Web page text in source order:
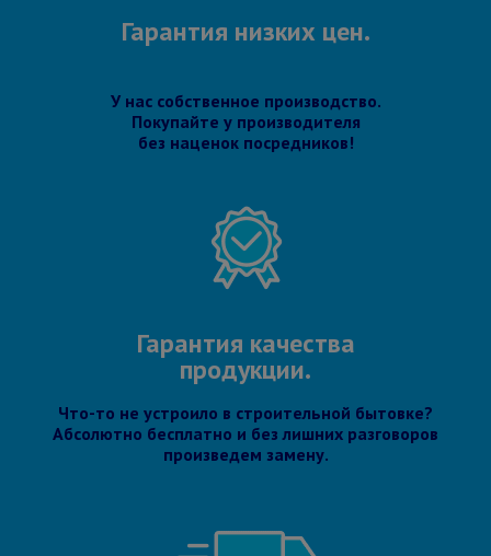
Гарантия низких цен.
У нас собственное производство.
Покупайте у производителя
без наценок посредников!
Гарантия качества
продукции.
Что-то не устроило в строительной бытовке?
Абсолютно бесплатно и без лишних разговоров
произведем замену.